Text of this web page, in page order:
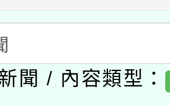
推動專業研習
能─人工智慧
素養講師名單
內容與教學軟體
聞 / 內容類型：